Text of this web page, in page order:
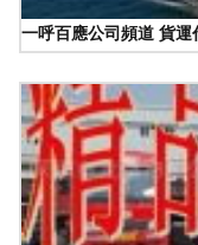
一呼百應公司頻道 貨